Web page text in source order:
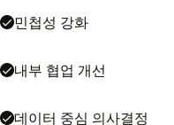
민첩성 강화
내부 협업 개선
데이터 중심 의사결정